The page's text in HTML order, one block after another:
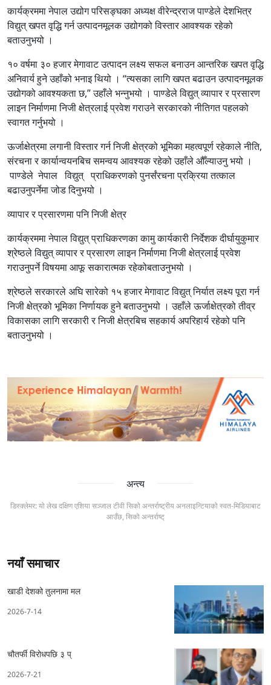
कार्यक्रममा नेपाल उद्योग परिसङ्घका अध्यक्ष वीरेन्द्रराज पाण्डेले देशभित्र
विद्युत् खपत वृद्धि गर्न उत्पादनमूलक उद्योगको विस्तार आवश्यक रहेको
बताउनुभयो ।
१० वर्षमा ३० हजार मेगावाट उत्पादन लक्ष्य सफल बनाउन आन्तरिक खपत वृद्धि
अनिवार्य हुने उहाँको भनाइ थियो । “त्यसका लागि खपत बढाउन उत्पादनमूलक
उद्योगको आवश्यकता छ,” उहाँले भन्नुभयो । पाण्डेले विद्युत् व्यापार र प्रसारण
लाइन निर्माणमा निजी क्षेत्रलाई प्रवेश गराउने सरकारको नीतिगत पहलको
स्वागत गर्नुभयो ।
ऊर्जाक्षेत्रमा लगानी विस्तार गर्न निजी क्षेत्रको भूमिका महत्वपूर्ण रहेकाले नीति,
संरचना र कार्यान्वयनबिच समन्वय आवश्यक रहेको उहाँले औँल्याउनु भयो ।
पाण्डेले नेपाल विद्युत् प्राधिकरणको पुनर्संरचना प्रक्रिया तत्काल
बढाउनुपर्नेमा जोड दिनुभयो ।
व्यापार र प्रसारणमा पनि निजी क्षेत्र
कार्यक्रममा नेपाल विद्युत् प्राधिकरणका कामु कार्यकारी निर्देशक दीर्घायुकुमार
श्रेष्ठले विद्युत् व्यापार र प्रसारण लाइन निर्माणमा निजी क्षेत्रलाई प्रवेश
गराउनुपर्ने विषयमा आफू सकारात्मक रहेकोबताउनुभयो ।
श्रेष्ठले सरकारले अघि सारेको १५ हजार मेगावाट विद्युत् निर्यात लक्ष्य पूरा गर्न
निजी क्षेत्रको भूमिका निर्णायक हुने बताउनुभयो । उहाँले ऊर्जाक्षेत्रको तीव्र
विकासका लागि सरकारी र निजी क्षेत्रबिच सहकार्य अपरिहार्य रहेको पनि
बताउनुभयो ।
अन्त्य
डिस्क्लेमर: यो लेख दक्षिण एशिया सञ्जाल टीवी सिको अन्तर्राष्ट्रीय अनलाइन्टियाको स्वत-मिडियाबाट
आउँछ, सिको अन्तर्राष्ट्
नयाँ समाचार
खाडी देशको तुलनामा मल
2026-7-14
चौतर्फी विरोधपछि ३ प्
2026-7-21